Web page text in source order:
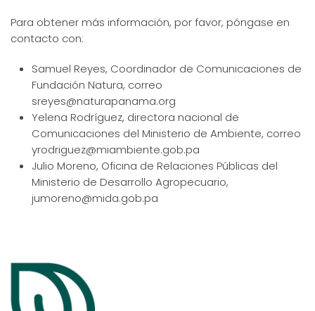
Para obtener más información, por favor, póngase en
contacto con:
Samuel Reyes, Coordinador de Comunicaciones de
Fundación Natura, correo
sreyes@naturapanama.org
Yelena Rodríguez, directora nacional de
Comunicaciones del Ministerio de Ambiente, correo
yrodriguez@miambiente.gob.pa
Julio Moreno, Oficina de Relaciones Públicas del
Ministerio de Desarrollo Agropecuario,
jumoreno@mida.gob.pa